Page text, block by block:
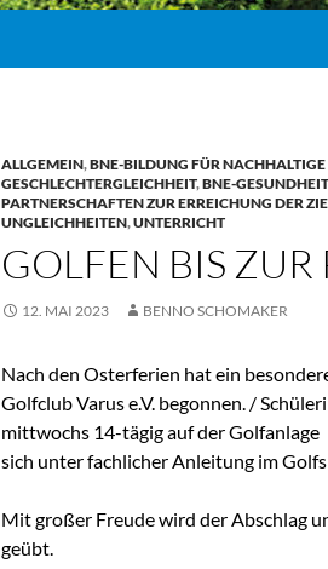
ALLGEMEIN,BNE-BILDUNG FÜR
GESCHLECHTERGLEICHHEIT,BNE-
PARTNERSCHAFTEN ZUR ERREICHUNG DER
UNGLEICHHEITEN,UNTERRICHT
GOLFEN BIS ZUR
12. MAI 2023 BENNO SCHOMAKER
Nach den Osterferien hat ein
Golfclub Varus e.V. begonnen. /
mittwochs 14-tägig auf der
sich unter fachlicher Anleitung im
Mit großer Freude wird der Abschlag
geübt.